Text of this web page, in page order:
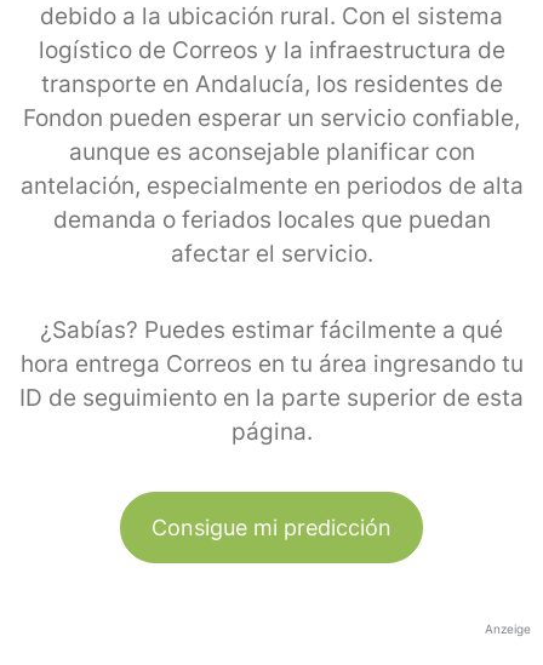
debido a la ubicación rural. Con el sistema
logístico de Correos y la infraestructura de
transporte en Andalucía, los residentes de
Fondon pueden esperar un servicio confiable,
aunque es aconsejable planificar con
antelación, especialmente en periodos de alta
demanda o feriados locales que puedan
afectar el servicio.
¿Sabías? Puedes estimar fácilmente a qué
hora entrega Correos en tu área ingresando tu
ID de seguimiento en la parte superior de esta
página.
Consigue mi predicción
Anzeige